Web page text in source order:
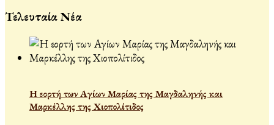
Τελευταία Νέα
Η εορτή των Αγίων Μαρίας της Μαγδαληνής και
Μαρκέλλης της Χιοπολίτιδος